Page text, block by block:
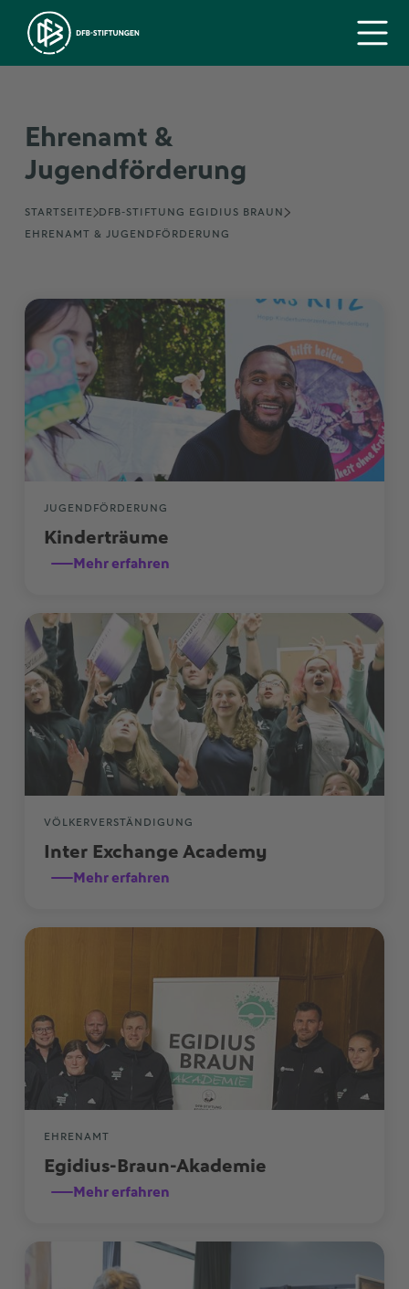
Ehrenamt &
Jugendförderung
STARTSEITE
DFB-STIFTUNG EGIDIUS BRAUN
EHRENAMT & JUGENDFÖRDERUNG
JUGENDFÖRDERUNG
Kinderträume
Mehr erfahren
VÖLKERVERSTÄNDIGUNG
Inter Exchange Academy
Mehr erfahren
EHRENAMT
Egidius-Braun-Akademie
Mehr erfahren